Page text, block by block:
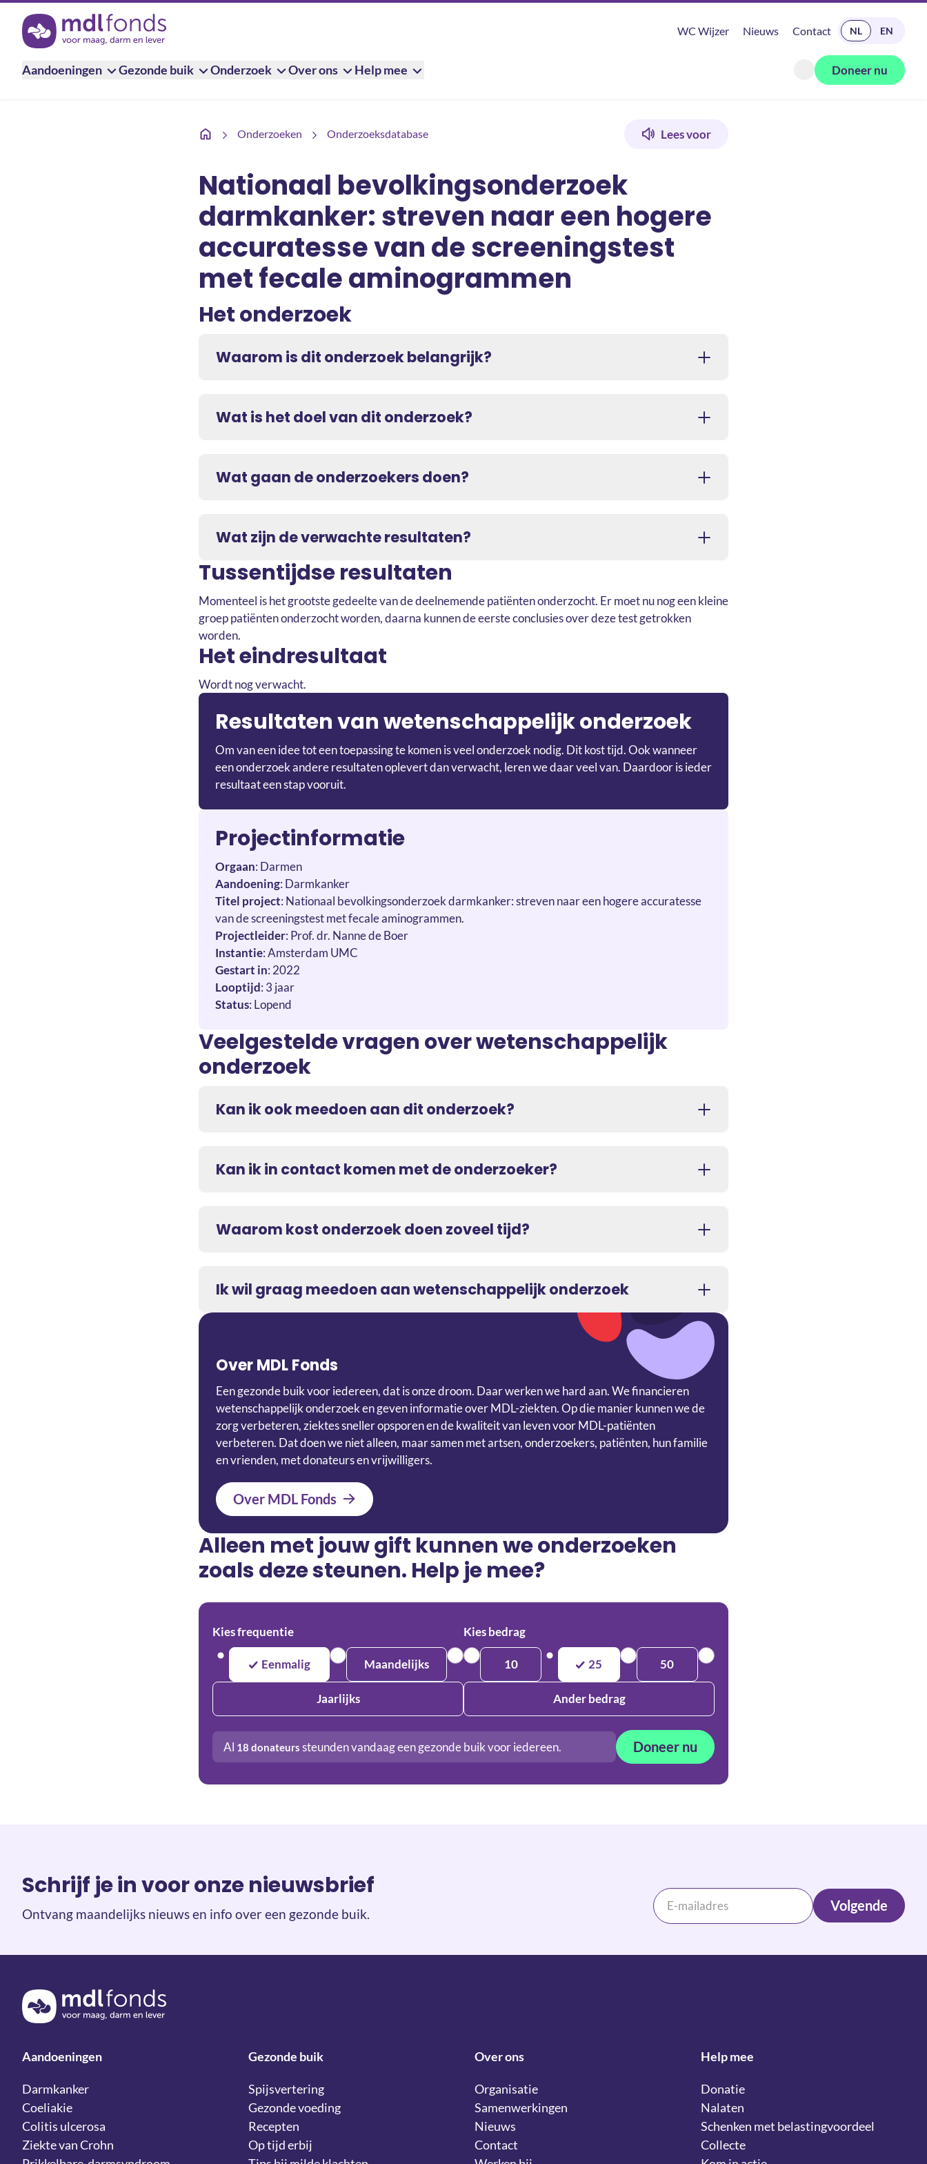
Terug naar de homepage
WC Wijzer Nieuws Contact READ IN ENGLISH
NL EN
Aandoeningen Gezonde buik Onderzoek Over ons Help mee
Zoeken openen
Doneer nu
Onderzoeken Onderzoeksdatabase
Nationaal bevolkingsonderzoek darmkanker: streven naar een hogere accuratesse van de screeningstest met fecale aminogrammen
Lees voor
Nationaal bevolkingsonderzoek
darmkanker: streven naar een hogere
accuratesse van de screeningstest
met fecale aminogrammen
Het onderzoek
Waarom is dit onderzoek belangrijk?
Wat is het doel van dit onderzoek?
Wat gaan de onderzoekers doen?
Wat zijn de verwachte resultaten?
Tussentijdse resultaten
Momenteel is het grootste gedeelte van de deelnemende patiënten onderzocht. Er moet nu nog een kleine
groep patiënten onderzocht worden, daarna kunnen de eerste conclusies over deze test getrokken
worden.
Het eindresultaat
Wordt nog verwacht.
Resultaten van wetenschappelijk onderzoek
Om van een idee tot een toepassing te komen is veel onderzoek nodig. Dit kost tijd. Ook wanneer
een onderzoek andere resultaten oplevert dan verwacht, leren we daar veel van. Daardoor is ieder
resultaat een stap vooruit.
Projectinformatie
Orgaan: Darmen
Aandoening: Darmkanker
Titel project: Nationaal bevolkingsonderzoek darmkanker: streven naar een hogere accuratesse
van de screeningstest met fecale aminogrammen.
Projectleider: Prof. dr. Nanne de Boer
Instantie: Amsterdam UMC
Gestart in: 2022
Looptijd: 3 jaar
Status: Lopend
Veelgestelde vragen over wetenschappelijk
onderzoek
Kan ik ook meedoen aan dit onderzoek?
Kan ik in contact komen met de onderzoeker?
Waarom kost onderzoek doen zoveel tijd?
Ik wil graag meedoen aan wetenschappelijk onderzoek
Over MDL Fonds
Een gezonde buik voor iedereen, dat is onze droom. Daar werken we hard aan. We financieren
wetenschappelijk onderzoek en geven informatie over MDL-ziekten. Op die manier kunnen we de
zorg verbeteren, ziektes sneller opsporen en de kwaliteit van leven voor MDL-patiënten
verbeteren. Dat doen we niet alleen, maar samen met artsen, onderzoekers, patiënten, hun familie
en vrienden, met donateurs en vrijwilligers.
Over MDL Fonds
Alleen met jouw gift kunnen we onderzoeken
zoals deze steunen. Help je mee?
Kies frequentie
Eenmalig Maandelijks
Jaarlijks
Kies bedrag
10 25 50
Ander bedrag
Al 18 donateurs steunden vandaag een gezonde buik voor iedereen. Doneer nu
Schrijf je in voor onze nieuwsbrief
Ontvang maandelijks nieuws en info over een gezonde buik. Volgende
Terug naar de homepage
Aandoeningen
Darmkanker
Coeliakie
Colitis ulcerosa
Ziekte van Crohn
Gezonde buik
Spijsvertering
Gezonde voeding
Recepten
Op tijd erbij
Over ons
Organisatie
Samenwerkingen
Nieuws
Contact
Help mee
Donatie
Nalaten
Schenken met belastingvoordeel
Collecte